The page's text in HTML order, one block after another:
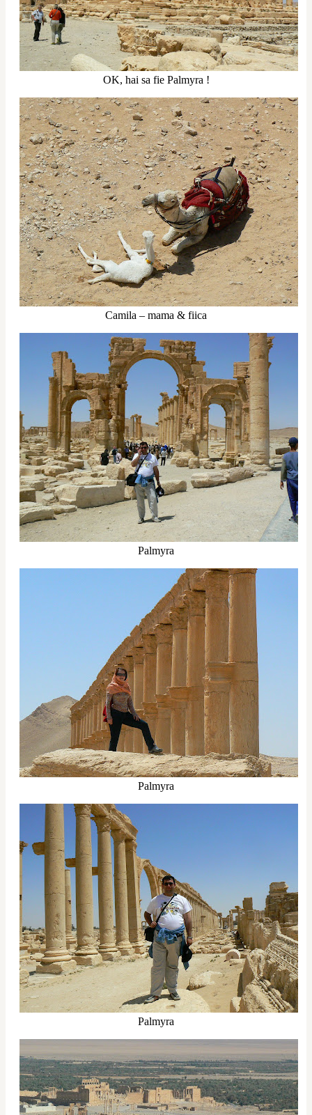
OK, hai sa fie Palmyra !
Camila – mama & fiica
Palmyra
Palmyra
Palmyra